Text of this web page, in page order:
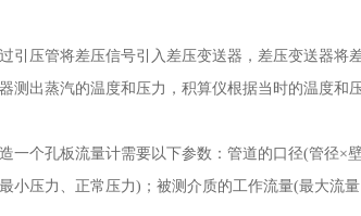
压管将差压信号引入差压变送器，差压变送器将
测出蒸汽的温度和压力，积算仪根据当时的温度和
个孔板流量计需要以下参数：管道的口径(管径×
小压力、正常压力)；被测介质的工作流量(最大流